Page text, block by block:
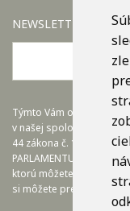
NEWSLETTER
Týmto Vám
v našej spoločnosti
44 zákona č. 18/20128
PARLAMENTU A RADY
ktorú môžete
si môžete prečítať tu: